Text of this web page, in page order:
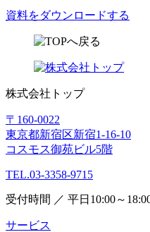
資料をダウンロードする
株式会社トップ
〒160-0022
東京都新宿区新宿1-16-10
コスモス御苑ビル5階
TEL.03-3358-9715
受付時間 ／ 平日10:00～
サービス